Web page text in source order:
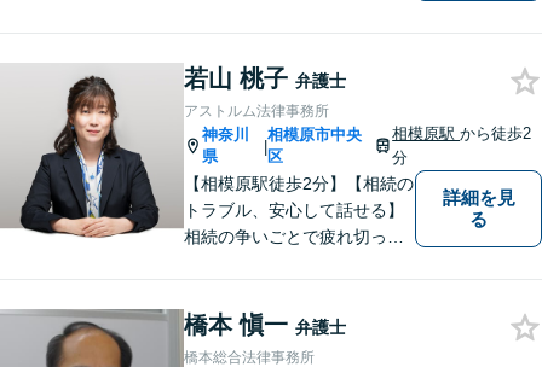
お電話の際に『ココナラ経由
で八幡弁護士に相談希望』と
お伝え下さい。
若山 桃子 弁護士
アストルム法律事務所
神奈川
県
|
相模原市中央
区
相模原駅から徒歩2
分
【相模原駅徒歩2分】【相続の
トラブル、安心して話せる】
相続の争いごとで疲れ切って
指します。遺産分割協議・遺
留分・調停・裁判にも対応。
詳細を見
る
橋本 愼一 弁護士
橋本総合法律事務所